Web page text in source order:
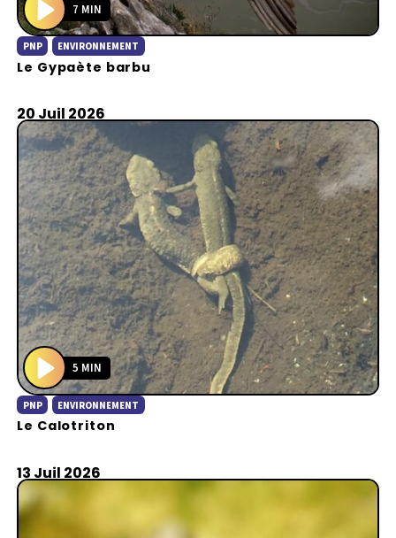
P
l
a
7 MIN
PNP ENVIRONNEMENT
Le Gypaète barbu
20 Juil 2026
P
l
a
5 MIN
PNP ENVIRONNEMENT
Le Calotriton
13 Juil 2026